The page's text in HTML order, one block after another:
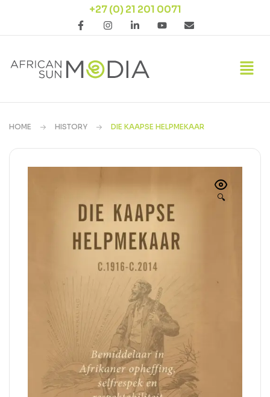
+27 (0) 21 201 0071
HOME HISTORY DIE KAAPSE HELPMEKAAR
🔍